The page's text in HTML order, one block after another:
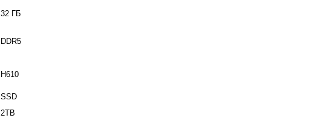
32 ГБ
DDR5
H610
SSD
2TB